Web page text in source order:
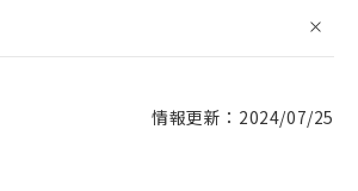
情報更新：2024/07/25